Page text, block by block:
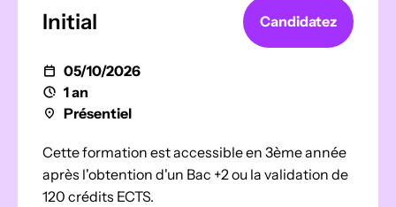
Initial Candidatez
05/10/2026
1 an
Présentiel
Cette formation est accessible en 3ème année
après l'obtention d'un Bac +2 ou la validation de
120 crédits ECTS.